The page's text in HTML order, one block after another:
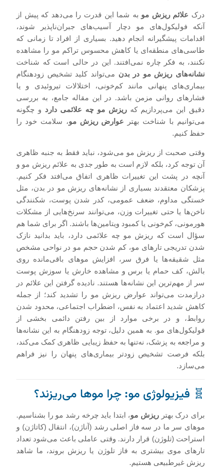
درک علائم ریزش مو به شما این قدرت را می‌دهد که پیش از
آنکه فولیکول‌های مو دچار آسیب‌های جبران‌ناپذیر شوند،
اقدامات پیشگیرانه انجام دهید. بسیاری از افراد تا زمانی که
طاسی‌های منطقه‌ای یا کاهش محسوس تراکم مو را مشاهده
نکنند، به فکر چاره نمی‌افتند. این در حالی است که شناخت
نشانه‌های ریزش مو در بدن می‌تواند کلید تشخیص زودهنگام
بیماری‌های پنهانی مانند کم‌خونی، اختلالات تیروئیدی و یا
فشارهای روانی مزمن باشد. در این مقاله جامع، به بررسی
دقیق این می‌پردازیم کهریزش مو چه علائمی دارد و چگونه
می‌توانیم با شناخت بهتر عوارض ریزش مو، سلامت خود را
حفظ کنیم.
وقتی صحبت از ریزش مو می‌شود، نباید فقط به جنبه ظاهری
آن توجه کرد، بلکه لازم است به طور جدی به علائم ریزش مو و
آنچه در پشت این تغییرات ظاهری اتفاق می‌افتد فکر کنیم.
پزشکان معتقدند بسیاری از نشانه‌های ریزش مو در بدن، مثل
خستگی مداوم، ضعف عمومی، کدر شدن پوست، شکنندگی
ناخن‌ها یا حتی تغییرات وزن، می‌توانند سرنخ‌هایی از مشکلات
هورمونی، کم‌خونی یا کمبود ویتامین‌ها باشند. اگر برای شما هم
سؤال است که ریزش مو چه علائمی دارد، باید بدانید نازک
شدن تدریجی تارهای مو، کم شدن حجم مو در نواحی مشخص
مثل شقیقه‌ها یا فرق سر، افزایش موهای باقی‌مانده روی
بالش، کف حمام یا برس و مشاهده خارش یا سوزش پوست
سر از مهم‌ترین این نشانه‌ها هستند. نادیده گرفتن این علائم در
درازمدت می‌تواند عوارض ریزش مو را تشدید کند؛ از جمله
کاهش شدید اعتماد به نفس، اضطراب اجتماعی، محدود شدن
روابط، و در برخی موارد از بین رفتن دائمی بخشی از
فولیکول‌های مو. به همین دلیل، توجه زودهنگام به این نشانه‌ها
و مراجعه به پزشک، نه‌تنها به حفظ زیبایی ظاهری کمک می‌کند،
بلکه فرصت تشخیص زودتر بیماری‌های پنهان را نیز فراهم
می‌سازد.
🧬 فیزیولوژی مو: چرا موها می‌ریزند؟
برای درک بهتر ریزش مو، ابتدا باید چرخه رشد مو را بشناسیم.
موهای سر ما در سه فاز اصلی رشد (آناژن)، انتقال (کاتاژن) و
استراحت (تلوژن) قرار دارند. وقتی عاملی باعث می‌شود تعداد
تارهای موی بیشتری به فاز تلوژن یا ریزش بروند، ما شاهد
ریزش غیرطبیعی هستیم.